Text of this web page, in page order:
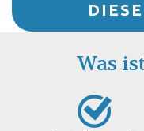
Was